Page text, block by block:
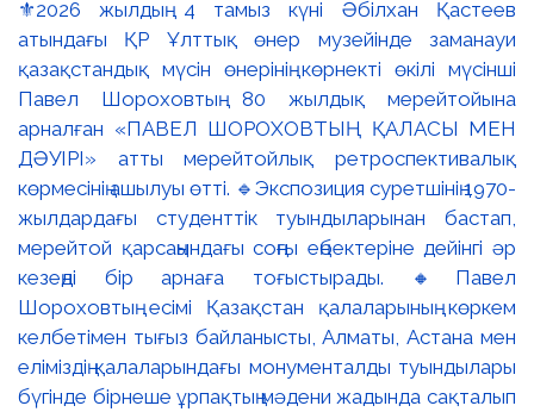
⚜️2026 жылдың 4 тамыз күні Әбілхан Қастеев
атындағы ҚР Ұлттық өнер музейінде заманауи
қазақстандық мүсін өнерінің көрнекті өкілі мүсінші
Павел Шороховтың 80 жылдық мерейтойына
арналған «ПАВЕЛ ШОРОХОВТЫҢ ҚАЛАСЫ МЕН
ДӘУІРІ» атты мерейтойлық ретроспективалық
көрмесінің ашылуы өтті. 🔹Экспозиция суретшінің 1970-
жылдардағы студенттік туындыларынан бастап,
мерейтой қарсаңындағы соңғы еңбектеріне дейінгі әр
кезеңді бір арнаға тоғыстырады. 🔸Павел
Шороховтың есімі Қазақстан қалаларының көркем
келбетімен тығыз байланысты, Алматы, Астана мен
еліміздің қалаларындағы монументалды туындылары
бүгінде бірнеше ұрпақтың мәдени жадында сақталып